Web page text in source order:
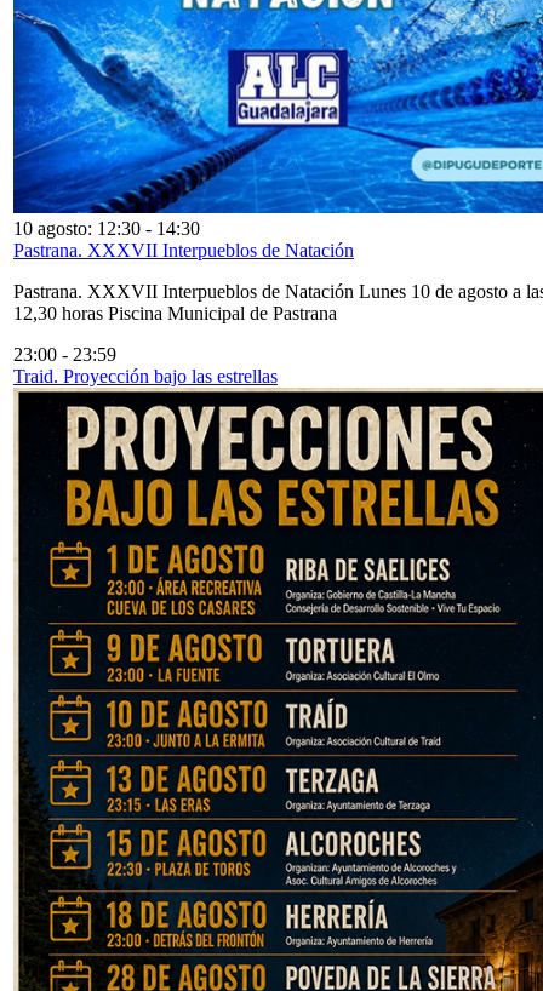
10 agosto: 12:30 - 14:30
Pastrana. XXXVII Interpueblos de Natación
Pastrana. XXXVII Interpueblos de Natación Lunes 10 de agosto a
12,30 horas Piscina Municipal de Pastrana
23:00 - 23:59
Traid. Proyección bajo las estrellas